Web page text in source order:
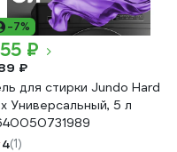
-7%
₽
₽
для стирки Jundo Hard
Универсальный, 5 л
4(1)